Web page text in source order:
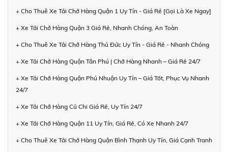
+ Cho Thuê Xe Tải Chở Hàng Quận 1 Uy Tín - Giá Rẻ [Gọi Là Xe Ngay]
+ Xe Tải Chở Hàng Quận 3 Giá Rẻ, Nhanh Chóng, An Toàn
+ Cho Thuê Xe Tải Chở Hàng Thủ Đức Uy Tín - Giá Rẻ - Nhanh Chóng
+ Xe Tải Chở Hàng Quận Tân Phú | Chở Hàng Nhanh – Giá Rẻ 24/7
+ Xe Tải Chở Hàng Quận Phú Nhuận Uy Tín – Giá Tốt, Phục Vụ Nhanh
24/7
+ Xe Tải Chở Hàng Củ Chi Giá Rẻ, Uy Tín 24/7
+ Xe Tải Chở Hàng Quận 11 Uy Tín, Giá Rẻ, Có Xe Nhanh 24/7
+ Cho Thuê Xe Tải Chở Hàng Quận Bình Thạnh Uy Tín, Giá Cạnh Tranh